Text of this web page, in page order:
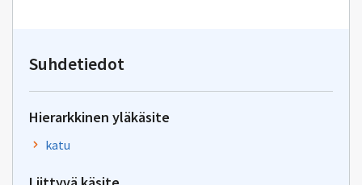
Suhdetiedot
Hierarkkinen yläkäsite
katu